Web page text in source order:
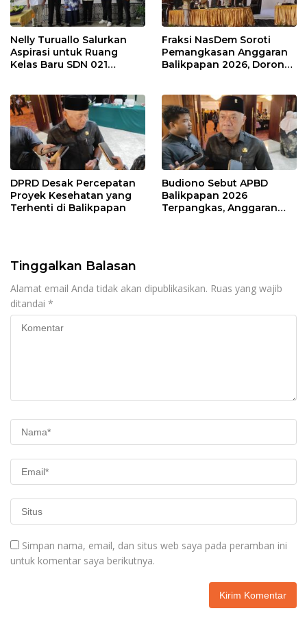
Nelly Turuallo Salurkan
Aspirasi untuk Ruang
Kelas Baru SDN 021
Fraksi NasDem Soroti
Pemangkasan Anggaran
Balikpapan 2026, Dorong
DPRD Desak Percepatan
Proyek Kesehatan yang
Terhenti di Balikpapan
Budiono Sebut APBD
Balikpapan 2026
Terpangkas, Anggaran
Tinggalkan Balasan
Alamat email Anda tidak akan dipublikasikan. Ruas yang wajib
ditandai *
Simpan nama, email, dan situs web saya pada peramban ini
untuk komentar saya berikutnya.